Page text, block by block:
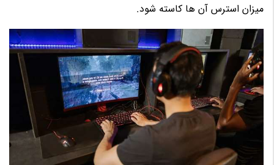
میزان استرس آن ها کاسته شود.